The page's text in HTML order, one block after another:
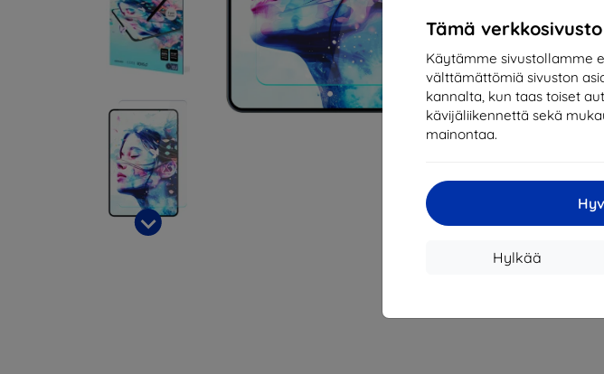
Tämä
Käytämme sivustollamme
välttämättömiä sivuston
kannalta, kun taas toiset
kävijäliikennettä sekä
mainontaa.
Hylkää